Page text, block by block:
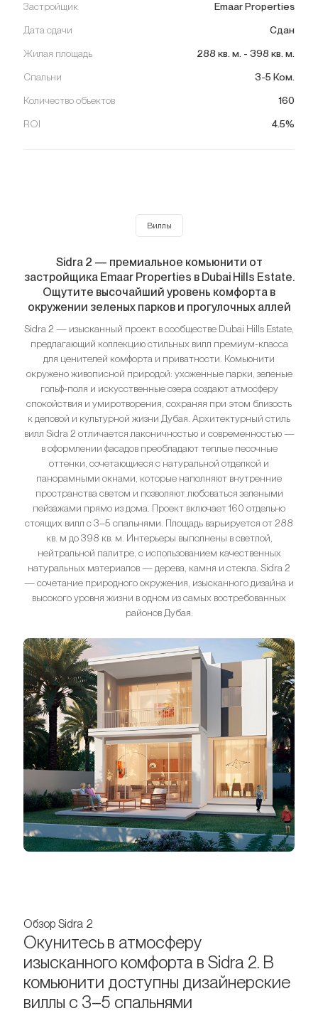
Застройщик Emaar Properties
Дата сдачи Сдан
Жилая площадь 288 кв. м. - 398 кв. м.
Спальни 3-5 Ком.
Количество объектов 160
ROI 4.5%
Виллы
Sidra 2 — премиальное комьюнити от
застройщика Emaar Properties в Dubai Hills Estate.
Ощутите высочайший уровень комфорта в
окружении зеленых парков и прогулочных аллей
Sidra 2 — изысканный проект в сообществе Dubai Hills Estate,
предлагающий коллекцию стильных вилл премиум-класса
для ценителей комфорта и приватности. Комьюнити
окружено живописной природой: ухоженные парки, зеленые
гольф-поля и искусственные озера создают атмосферу
спокойствия и умиротворения, сохраняя при этом близость
к деловой и культурной жизни Дубая. Архитектурный стиль
вилл Sidra 2 отличается лаконичностью и современностью —
в оформлении фасадов преобладают теплые песочные
оттенки, сочетающиеся с натуральной отделкой и
панорамными окнами, которые наполняют внутренние
пространства светом и позволяют любоваться зелеными
пейзажами прямо из дома. Проект включает 160 отдельно
стоящих вилл с 3–5 спальнями. Площадь варьируется от 288
кв. м до 398 кв. м. Интерьеры выполнены в светлой,
нейтральной палитре, с использованием качественных
натуральных материалов — дерева, камня и стекла. Sidra 2
— сочетание природного окружения, изысканного дизайна и
высокого уровня жизни в одном из самых востребованных
районов Дубая.
Обзор Sidra 2
Окунитесь в атмосферу
изысканного комфорта в Sidra 2. В
комьюнити доступны дизайнерские
виллы с 3–5 спальнями